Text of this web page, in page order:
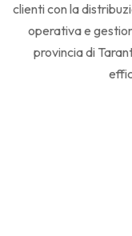
clienti con la
operativa e
provincia di